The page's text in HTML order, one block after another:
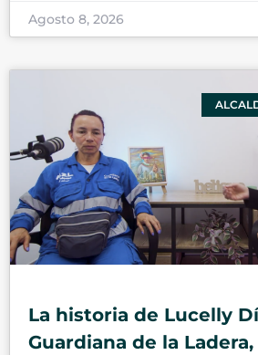
Agosto 8, 2026
La historia de Lucelly
Guardiana de la